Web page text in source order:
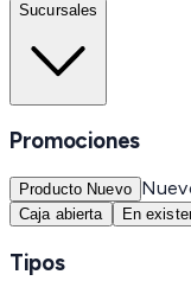
Sucursales
Promociones
Producto Nuevo
Caja abierta En
Tipos